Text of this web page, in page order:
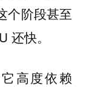
个阶段甚至
还快。
高度依赖